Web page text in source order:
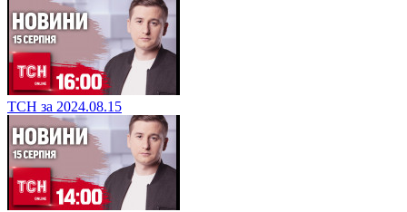
ТСН за 2024.08.15